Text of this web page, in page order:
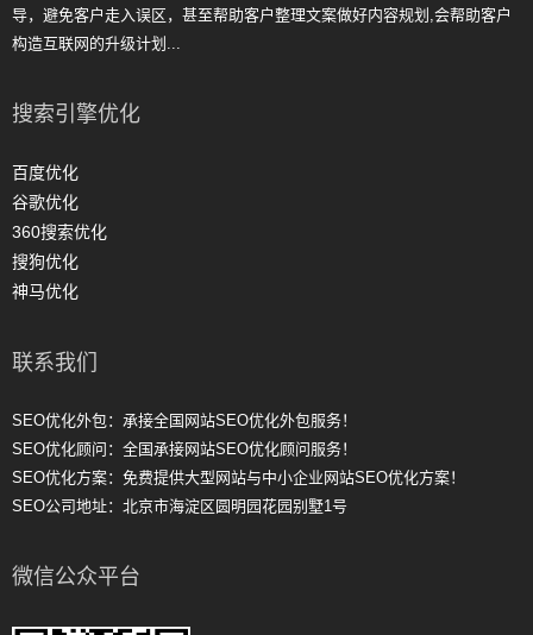
导，避免客户走入误区，甚至帮助客户整理文案做好内容规划,会帮助客户
构造互联网的升级计划...
搜索引擎优化
百度优化
谷歌优化
360搜索优化
搜狗优化
神马优化
联系我们
SEO优化外包：承接全国网站SEO优化外包服务！
SEO优化顾问：全国承接网站SEO优化顾问服务！
SEO优化方案：免费提供大型网站与中小企业网站SEO优化方案！
SEO公司地址：北京市海淀区圆明园花园别墅1号
微信公众平台